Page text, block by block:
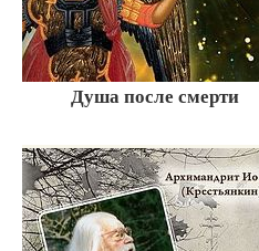
Душа после смерти